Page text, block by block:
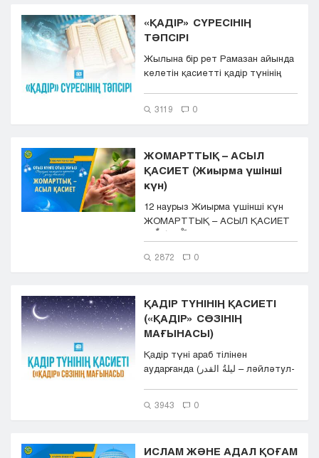
«ҚАДІР» СҮРЕСІНІҢ
ТӘПСІРІ
Жылына бір рет Рамазан айында
келетін қасиетті қадір түнінің
3119 0
ЖОМАРТТЫҚ – АСЫЛ
ҚАСИЕТ (Жиырма үшінші
күн)
12 наурыз Жиырма үшінші күн
ЖОМАРТТЫҚ – АСЫЛ ҚАСИЕТ
2872 0
ҚАДІР ТҮНІНІҢ ҚАСИЕТІ
(«ҚАДІР» СӨЗІНІҢ
МАҒЫНАСЫ)
Қадір түні араб тілінен
аударғанда (ليلةُ القدر – ләйләтул-
3943 0
ИСЛАМ ЖӘНЕ АДАЛ ҚОҒАМ